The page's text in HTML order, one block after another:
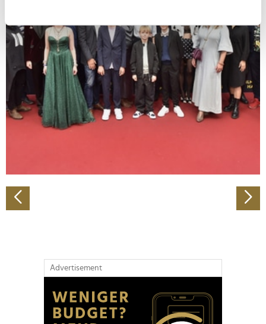
bestimmten Merkmalen (Fingerprinting) identifizieren
Erfahren Sie mehr darüber, wie Ihre persönlichen Daten
verarbeitet werden, und legen Sie Ihre Präferenzen im
Abschnitt Einzelheiten
fest.
Wir verwenden Cookies, um Inhalte und Anzeigen zu
personalisieren, Funktionen für soziale Medien anbieten
Partner führen diese Informationen möglicherweise mit
weiteren Daten zusammen, die Sie ihnen bereitgestellt
Advertisement